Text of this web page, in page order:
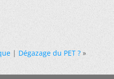
|Dégazage du PET ? »